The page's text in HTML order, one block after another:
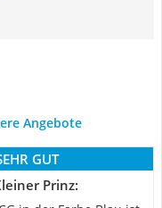
Angebote
GUT
Prinz: